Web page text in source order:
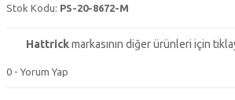
Stok Kodu: PS-20-8672-M
Hattrickmarkasının diğer ürünleri için
0 - Yorum Yap